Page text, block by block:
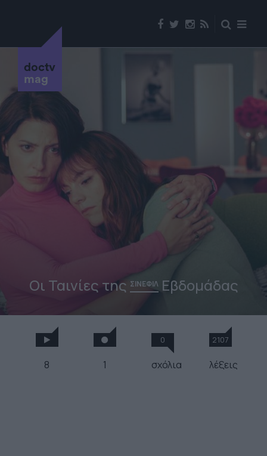
doctv
mag
Οι Ταινίες της ΣΙΝΕΦΙΛΕβδομάδας
8 1
0
σχόλια
2107
λέξεις